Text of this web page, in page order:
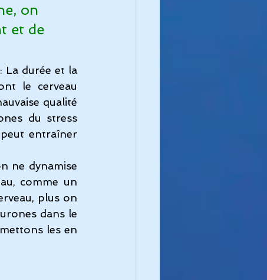
on
et de
La durée et la
le cerveau
qualité
du stress
entraîner
ne dynamise
comme un
plus on
dans le
les en